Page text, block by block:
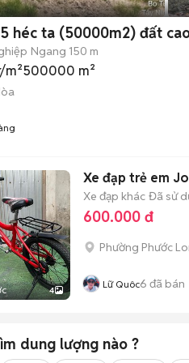
héc ta (50000m2) đất
Ngang 150 m
m²500000 m²
4
Xe đạp trẻ em
Xe đạp khác Đã sử
600.000 đ
Phường Phước
Lữ Quôc6 đã bán
dung lượng nào ?